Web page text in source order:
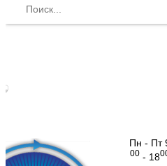
Пн - Пт
00- 18